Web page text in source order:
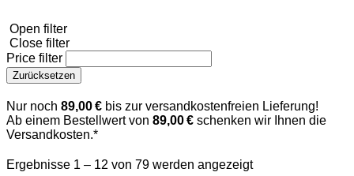
Open filter
Close filter
Price filter
Zurücksetzen
Nur noch 89,00 € bis zur versandkostenfreien Lieferung!
Ab einem Bestellwert von 89,00 € schenken wir Ihnen die
Versandkosten.*
Ergebnisse 1 – 12 von 79 werden angezeigt